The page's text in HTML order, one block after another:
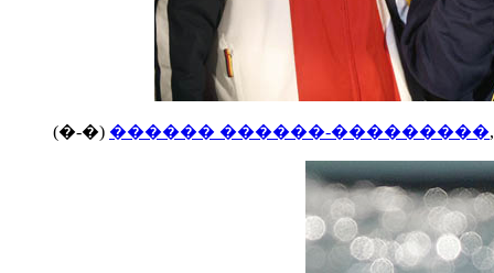
(�-�) ������ ������-���������